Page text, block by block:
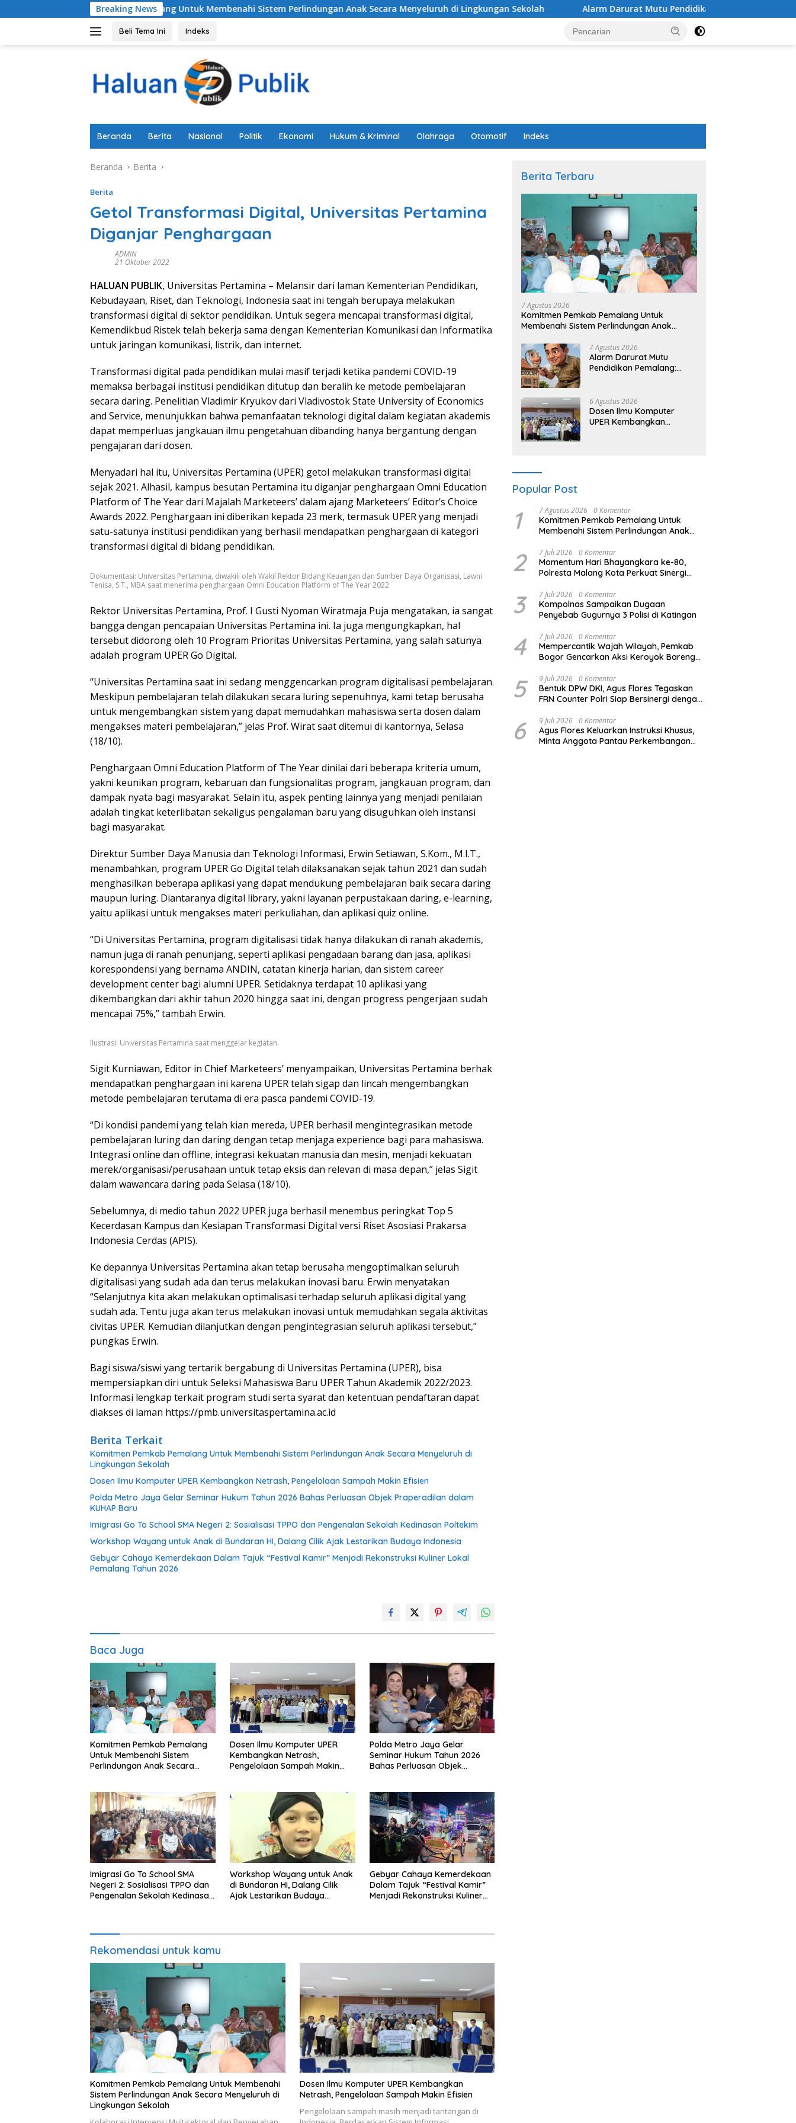
ke
Breaking News
Pemkab Pemalang Untuk Membenahi Sistem Perlindungan Anak Secara Menyeluruh di Lingkungan Sekolah Alarm Darurat Mutu Pendidikan Pemalang: Ketika Sekolah Tanpa Mata
Beli Tema Ini Indeks
Beranda Berita Nasional Politik Ekonomi Hukum & Kriminal Olahraga Otomotif Indeks
Beranda Berita
Berita
Getol Transformasi Digital, Universitas Pertamina
Diganjar Penghargaan
ADMIN
21 Oktober 2022
HALUAN PUBLIK, Universitas Pertamina – Melansir dari laman Kementerian Pendidikan,
Kebudayaan, Riset, dan Teknologi, Indonesia saat ini tengah berupaya melakukan
transformasi digital di sektor pendidikan. Untuk segera mencapai transformasi digital,
Kemendikbud Ristek telah bekerja sama dengan Kementerian Komunikasi dan Informatika
untuk jaringan komunikasi, listrik, dan internet.
Transformasi digital pada pendidikan mulai masif terjadi ketika pandemi COVID-19
memaksa berbagai institusi pendidikan ditutup dan beralih ke metode pembelajaran
secara daring. Penelitian Vladimir Kryukov dari Vladivostok State University of Economics
and Service, menunjukkan bahwa pemanfaatan teknologi digital dalam kegiatan akademis
dapat memperluas jangkauan ilmu pengetahuan dibanding hanya bergantung dengan
pengajaran dari dosen.
Menyadari hal itu, Universitas Pertamina (UPER) getol melakukan transformasi digital
sejak 2021. Alhasil, kampus besutan Pertamina itu diganjar penghargaan Omni Education
Platform of The Year dari Majalah Marketeers’ dalam ajang Marketeers’ Editor’s Choice
Awards 2022. Penghargaan ini diberikan kepada 23 merk, termasuk UPER yang menjadi
satu-satunya institusi pendidikan yang berhasil mendapatkan penghargaan di kategori
transformasi digital di bidang pendidikan.
Dokumentasi: Universitas Pertamina, diwakili oleh Wakil Rektor BIdang Keuangan dan Sumber Daya Organisasi, Lawni
Tenisa, S.T., MBA saat menerima penghargaan Omni Education Platform of The Year 2022
Rektor Universitas Pertamina, Prof. I Gusti Nyoman Wiratmaja Puja mengatakan, ia sangat
bangga dengan pencapaian Universitas Pertamina ini. Ia juga mengungkapkan, hal
tersebut didorong oleh 10 Program Prioritas Universitas Pertamina, yang salah satunya
adalah program UPER Go Digital.
“Universitas Pertamina saat ini sedang menggencarkan program digitalisasi pembelajaran.
Meskipun pembelajaran telah dilakukan secara luring sepenuhnya, kami tetap berusaha
untuk mengembangkan sistem yang dapat memudahkan mahasiswa serta dosen dalam
mengakses materi pembelajaran,” jelas Prof. Wirat saat ditemui di kantornya, Selasa
(18/10).
Penghargaan Omni Education Platform of The Year dinilai dari beberapa kriteria umum,
yakni keunikan program, kebaruan dan fungsionalitas program, jangkauan program, dan
dampak nyata bagi masyarakat. Selain itu, aspek penting lainnya yang menjadi penilaian
adalah tingkat keterlibatan sekaligus pengalaman baru yang disuguhkan oleh instansi
bagi masyarakat.
Direktur Sumber Daya Manusia dan Teknologi Informasi, Erwin Setiawan, S.Kom., M.I.T.,
menambahkan, program UPER Go Digital telah dilaksanakan sejak tahun 2021 dan sudah
menghasilkan beberapa aplikasi yang dapat mendukung pembelajaran baik secara daring
maupun luring. Diantaranya digital library, yakni layanan perpustakaan daring, e-learning,
yaitu aplikasi untuk mengakses materi perkuliahan, dan aplikasi quiz online.
“Di Universitas Pertamina, program digitalisasi tidak hanya dilakukan di ranah akademis,
namun juga di ranah penunjang, seperti aplikasi pengadaan barang dan jasa, aplikasi
korespondensi yang bernama ANDIN, catatan kinerja harian, dan sistem career
development center bagi alumni UPER. Setidaknya terdapat 10 aplikasi yang
dikembangkan dari akhir tahun 2020 hingga saat ini, dengan progress pengerjaan sudah
mencapai 75%,” tambah Erwin.
Ilustrasi: Universitas Pertamina saat menggelar kegiatan.
Sigit Kurniawan, Editor in Chief Marketeers’ menyampaikan, Universitas Pertamina berhak
mendapatkan penghargaan ini karena UPER telah sigap dan lincah mengembangkan
metode pembelajaran terutama di era pasca pandemi COVID-19.
“Di kondisi pandemi yang telah kian mereda, UPER berhasil mengintegrasikan metode
pembelajaran luring dan daring dengan tetap menjaga experience bagi para mahasiswa.
Integrasi online dan offline, integrasi kekuatan manusia dan mesin, menjadi kekuatan
merek/organisasi/perusahaan untuk tetap eksis dan relevan di masa depan,” jelas Sigit
dalam wawancara daring pada Selasa (18/10).
Sebelumnya, di medio tahun 2022 UPER juga berhasil menembus peringkat Top 5
Kecerdasan Kampus dan Kesiapan Transformasi Digital versi Riset Asosiasi Prakarsa
Indonesia Cerdas (APIS).
Ke depannya Universitas Pertamina akan tetap berusaha mengoptimalkan seluruh
digitalisasi yang sudah ada dan terus melakukan inovasi baru. Erwin menyatakan
“Selanjutnya kita akan melakukan optimalisasi terhadap seluruh aplikasi digital yang
sudah ada. Tentu juga akan terus melakukan inovasi untuk memudahkan segala aktivitas
civitas UPER. Kemudian dilanjutkan dengan pengintegrasian seluruh aplikasi tersebut,”
pungkas Erwin.
Bagi siswa/siswi yang tertarik bergabung di Universitas Pertamina (UPER), bisa
mempersiapkan diri untuk Seleksi Mahasiswa Baru UPER Tahun Akademik 2022/2023.
Informasi lengkap terkait program studi serta syarat dan ketentuan pendaftaran dapat
diakses di laman https://pmb.universitaspertamina.ac.id
Berita Terkait
Komitmen Pemkab Pemalang Untuk Membenahi Sistem Perlindungan Anak Secara Menyeluruh di
Lingkungan Sekolah
Dosen Ilmu Komputer UPER Kembangkan Netrash, Pengelolaan Sampah Makin Efisien
Polda Metro Jaya Gelar Seminar Hukum Tahun 2026 Bahas Perluasan Objek Praperadilan dalam
KUHAP Baru
Imigrasi Go To School SMA Negeri 2: Sosialisasi TPPO dan Pengenalan Sekolah Kedinasan Poltekim
Workshop Wayang untuk Anak di Bundaran HI, Dalang Cilik Ajak Lestarikan Budaya Indonesia
Gebyar Cahaya Kemerdekaan Dalam Tajuk “Festival Kamir” Menjadi Rekonstruksi Kuliner Lokal
Pemalang Tahun 2026
Baca Juga
Komitmen Pemkab Pemalang
Untuk Membenahi Sistem
Perlindungan Anak Secara
Dosen Ilmu Komputer UPER
Kembangkan Netrash,
Pengelolaan Sampah Makin
Polda Metro Jaya Gelar
Seminar Hukum Tahun 2026
Bahas Perluasan Objek
Imigrasi Go To School SMA
Negeri 2: Sosialisasi TPPO dan
Pengenalan Sekolah Kedinasan
Workshop Wayang untuk Anak
di Bundaran HI, Dalang Cilik
Ajak Lestarikan Budaya
Gebyar Cahaya Kemerdekaan
Dalam Tajuk “Festival Kamir”
Menjadi Rekonstruksi Kuliner
Rekomendasi untuk kamu
Komitmen Pemkab Pemalang Untuk Membenahi
Sistem Perlindungan Anak Secara Menyeluruh di
Lingkungan Sekolah
Dosen Ilmu Komputer UPER Kembangkan
Netrash, Pengelolaan Sampah Makin Efisien
Pengelolaan sampah masih menjadi tantangan di
Berita Terbaru
7 Agustus 2026
Komitmen Pemkab Pemalang Untuk
Membenahi Sistem Perlindungan Anak
7 Agustus 2026
Alarm Darurat Mutu
Pendidikan Pemalang:
6 Agustus 2026
Dosen Ilmu Komputer
UPER Kembangkan
Popular Post
1 7 Agustus 2026 0 Komentar
Komitmen Pemkab Pemalang Untuk
Membenahi Sistem Perlindungan Anak
2 7 Juli 2026 0 Komentar
Momentum Hari Bhayangkara ke-80,
Polresta Malang Kota Perkuat Sinergi
3 7 Juli 2026 0 Komentar
Kompolnas Sampaikan Dugaan
Penyebab Gugurnya 3 Polisi di Katingan
4 7 Juli 2026 0 Komentar
Mempercantik Wajah Wilayah, Pemkab
Bogor Gencarkan Aksi Keroyok Bareng
5 9 Juli 2026 0 Komentar
Bentuk DPW DKI, Agus Flores Tegaskan
FRN Counter Polri Siap Bersinergi dengan
6 9 Juli 2026 0 Komentar
Agus Flores Keluarkan Instruksi Khusus,
Minta Anggota Pantau Perkembangan